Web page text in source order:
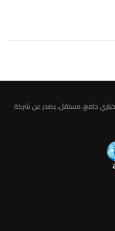
اخباري جامع، مستقل، يصدر عن شركة